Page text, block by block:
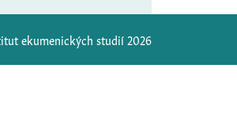
ekumenických studií 2026